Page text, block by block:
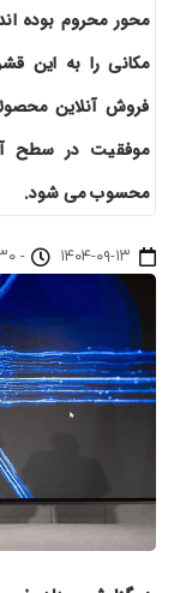
محور محروم بوده
مکانی را به این قشر
فروش آنلاین
موفقیت در سطح آسیا
محسوب می شود.
۱۴۰۴-۰۹-۱۳ - ۱۰:۳۰